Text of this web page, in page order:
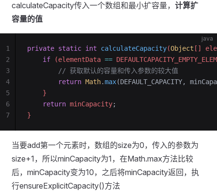
calculateCapacity传入一个数组和最小扩容量， 计算扩
容量的值
java
private static int calculateCapacity(Object []
    if
(elementData ==
        // 获取默认的容量和传入参数的较大值
        return
Math.max(DEFAULT_CAPACITY,
    }
    return
minCapacity;
}
1
2
3
4
5
6
7
当要add第一个元素时，数组的size为0，传入的参数为
size+1，所以minCapacity为1，在Math.max方法比较
后，minCapacity变为10，之后将minCapacity返回，执
行ensureExplicitCapacity()方法